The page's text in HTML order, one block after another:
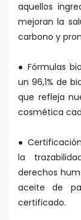
aquellos
mejoran la
carbono y
● Fórmulas
un 96,1% de
que refleja
cosmética
●
la
derechos
aceite de
certificado.